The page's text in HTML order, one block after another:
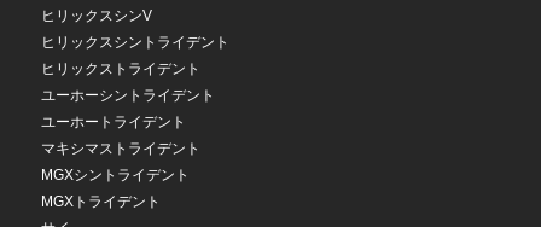
ヒリックスシンV
ヒリックスシントライデント
ヒリックストライデント
ユーホーシントライデント
ユーホートライデント
マキシマストライデント
MGXシントライデント
MGXトライデント